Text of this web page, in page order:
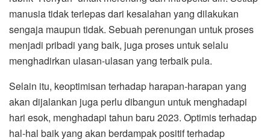
manusia tidak terlepas dari kesalahan yang dilakukan
sengaja maupun tidak. Sebuah perenungan untuk proses
menjadi pribadi yang baik, juga proses untuk selalu
menghadirkan ulasan-ulasan yang terbaik pula.
Selain itu, keoptimisan terhadap harapan-harapan yang
akan dijalankan juga perlu dibangun untuk menghadapi
hari esok, menghadapi tahun baru 2023. Optimis terhadap
hal-hal baik yang akan berdampak positif terhadap